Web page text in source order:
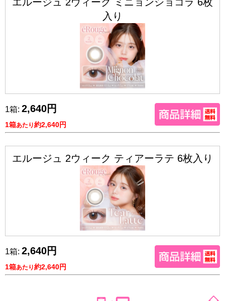
入り
1箱: 2,640円
1箱あたり約2,640円
エルージュ 2ウィーク ティアーラテ 6枚入り
1箱: 2,640円
1箱あたり約2,640円